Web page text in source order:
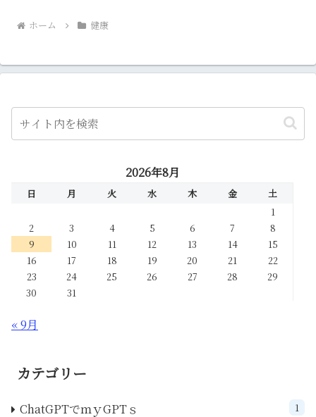
ホーム 健康
2026年8月
日 月 火 水 木 金
土
1
2
3 4 5 6 7
8
9
10 11 12 13 14
15
16
17 18 19 20 21
22
23
24 25 26 27 28
29
30
31
« 9月
カテゴリー
ChatGPTでｍｙGPTｓ 1